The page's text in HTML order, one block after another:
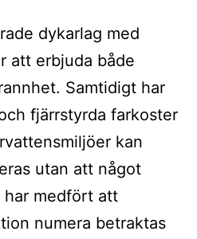
dykarlag med
att erbjuda både
Samtidigt har
fjärrstyrda farkoster
kan
utan att något
har medfört att
numera betraktas